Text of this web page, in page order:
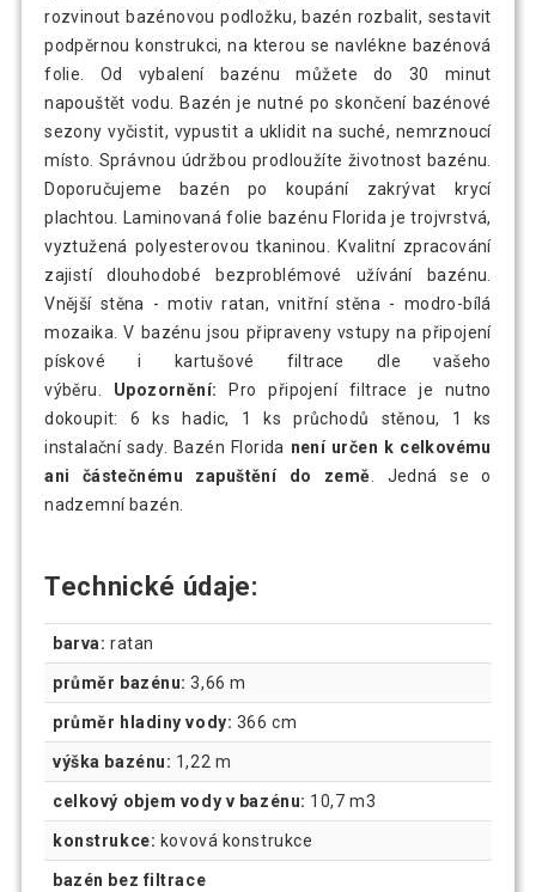
rozvinout bazénovou podložku, bazén rozbalit, sestavit
podpěrnou konstrukci, na kterou se navlékne bazénová
folie. Od vybalení bazénu můžete do 30 minut
napouštět vodu. Bazén je nutné po skončení bazénové
sezony vyčistit, vypustit a uklidit na suché, nemrznoucí
místo. Správnou údržbou prodloužíte životnost bazénu.
Doporučujeme bazén po koupání zakrývat krycí
plachtou. Laminovaná folie bazénu Florida je trojvrstvá,
vyztužená polyesterovou tkaninou. Kvalitní zpracování
zajistí dlouhodobé bezproblémové užívání bazénu.
Vnější stěna - motiv ratan, vnitřní stěna - modro-bílá
mozaika. V bazénu jsou připraveny vstupy na připojení
pískové i kartušové filtrace dle vašeho
výběru. Upozornění: Pro připojení filtrace je nutno
dokoupit: 6 ks hadic, 1 ks průchodů stěnou, 1 ks
instalační sady. Bazén Florida není určen k celkovému
ani částečnému zapuštění do země. Jedná se o
nadzemní bazén.
Technické údaje:
barva: ratan
průměr bazénu: 3,66 m
průměr hladiny vody: 366 cm
výška bazénu: 1,22 m
celkový objem vody v bazénu: 10,7 m3
konstrukce: kovová konstrukce
bazén bez filtrace